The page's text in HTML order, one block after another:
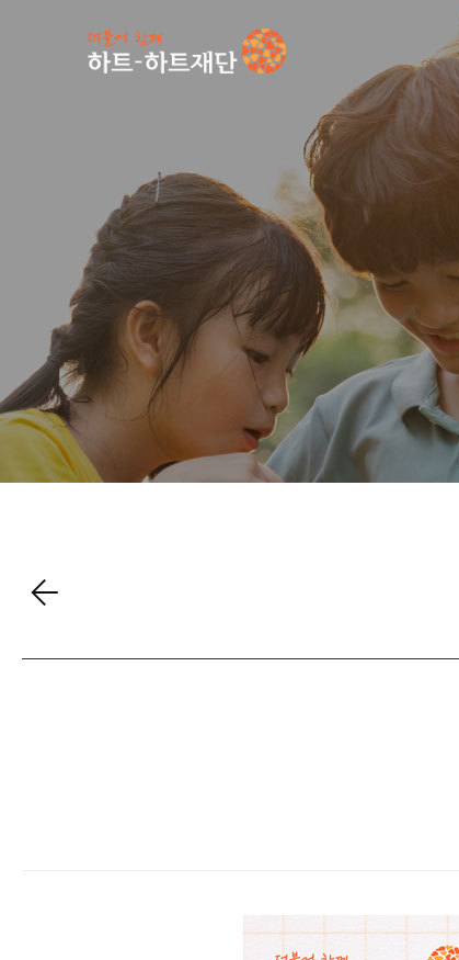
인기 키워드
공지사항